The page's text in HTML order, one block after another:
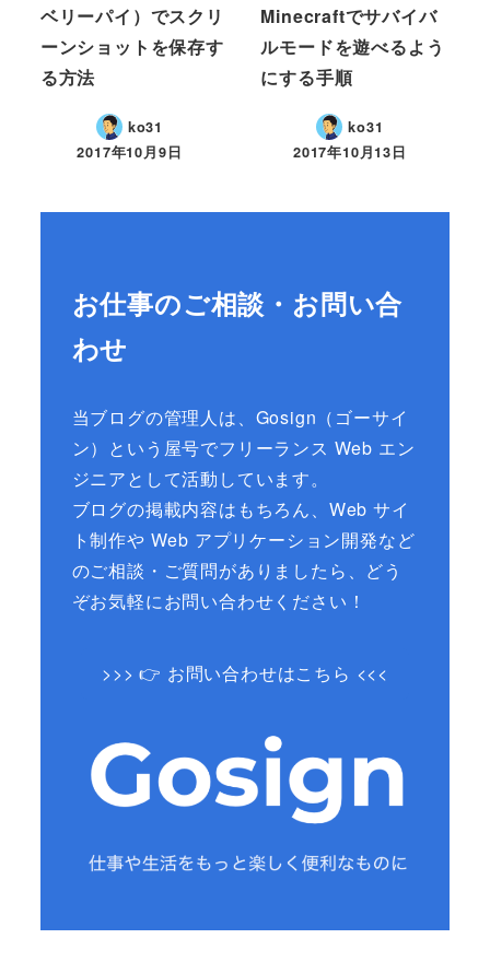
ベリーパイ）でスクリ
ーンショットを保存す
る方法
ko31
2017年10月9日
Minecraftでサバイバ
ルモードを遊べるよう
にする手順
ko31
2017年10月13日
お仕事のご相談・お問い合
わせ
当ブログの管理人は、Gosign（ゴーサイ
ン）という屋号でフリーランス Web エン
ジニアとして活動しています。
ブログの掲載内容はもちろん、Web サイ
ト制作や Web アプリケーション開発など
のご相談・ご質問がありましたら、どう
ぞお気軽にお問い合わせください！
>>> 👉 お問い合わせはこちら <<<